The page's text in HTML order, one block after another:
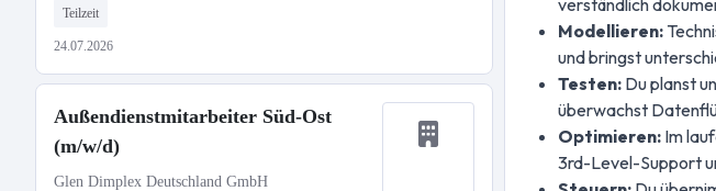
Teilzeit
24.07.2026
Außendienstmitarbeiter Süd-Ost
(m/w/d)
Glen Dimplex Deutschland GmbH